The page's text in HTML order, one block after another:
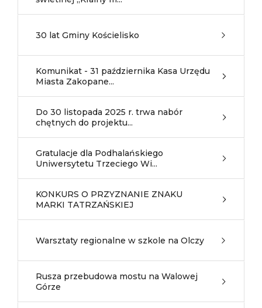
30 lat Gminy Kościelisko
Komunikat - 31 października Kasa Urzędu
Miasta Zakopane...
Do 30 listopada 2025 r. trwa nabór
chętnych do projektu...
Gratulacje dla Podhalańskiego
Uniwersytetu Trzeciego Wi...
KONKURS O PRZYZNANIE ZNAKU
MARKI TATRZAŃSKIEJ
Warsztaty regionalne w szkole na Olczy
Rusza przebudowa mostu na Walowej
Górze